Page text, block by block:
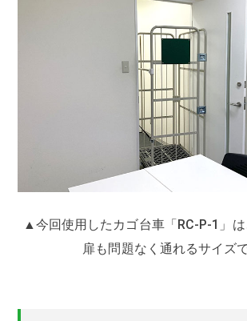
▲今回使用したカゴ台車「RC-P-1」
扉も問題なく通れるサイズ